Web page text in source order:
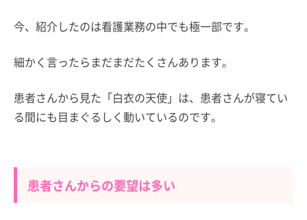
今、紹介したのは看護業務の中でも極一部です。
細かく言ったらまだまだたくさんあります。
患者さんから見た「白衣の天使」は、患者さんが寝てい
る間にも目まぐるしく動いているのです。
患者さんからの要望は多い